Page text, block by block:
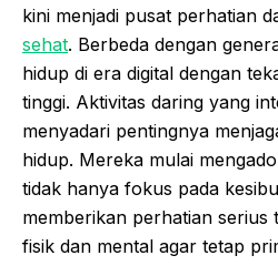
kini menjadi pusat perhatian
sehat. Berbeda dengan
hidup di era digital dengan
tinggi. Aktivitas daring yang
menyadari pentingnya
hidup. Mereka mulai
tidak hanya fokus pada
memberikan perhatian serius
fisik dan mental agar tetap